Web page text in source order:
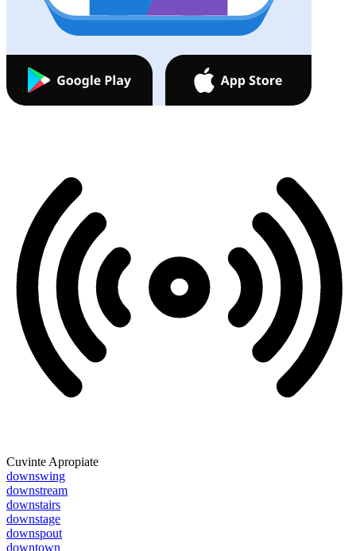
Cuvinte Apropiate
downswing
downstream
downstairs
downstage
downspout
downtown